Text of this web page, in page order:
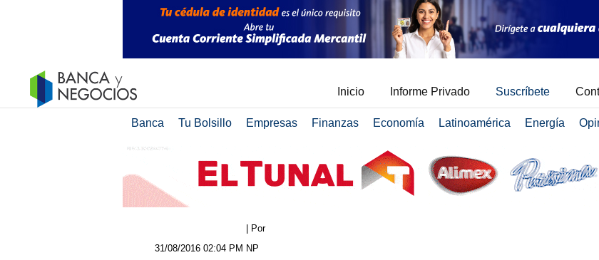
Inicio Informe Privado Suscríbete
Banca Tu Bolsillo Empresas Finanzas Economía Latinoamérica Energía
31/08/2016 02:04 PM
| Por
NP